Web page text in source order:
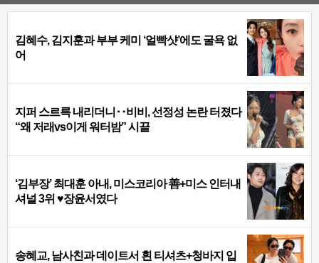
김혜수, 김지훈과 부부 케미 ‘얼빡샷’에도 굴욕 없
어
지퍼 스르륵 내리더니‥비비, 선정성 논란 터졌다
“왜 저래vs이게 워터밤” 시끌
‘김부장’ 최대훈 아내, 미스코리아 善+미스 인터내
셔널 3위 ♥장윤서였다
송혜교, 남사친과 데이트서 흰 티셔츠+청바지 입